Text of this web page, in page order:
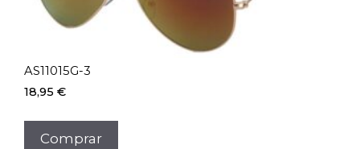
AS11015G-3
18,95 €
Comprar